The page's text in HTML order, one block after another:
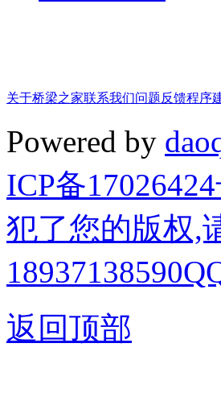
关于桥梁之家联系我们问题反馈程序
Powered by
ICP备
犯了您的版权,
返回顶部